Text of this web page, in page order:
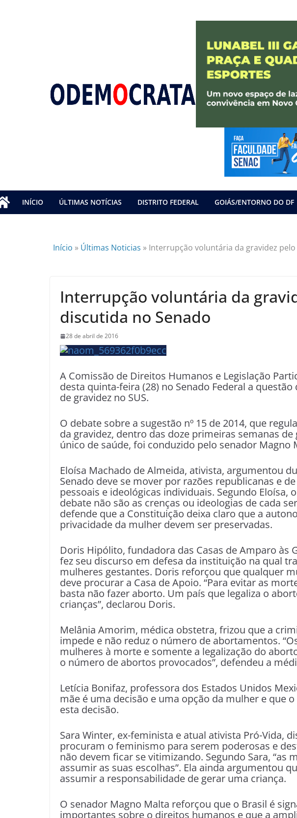
INÍCIO ÚLTIMAS NOTÍCIAS DISTRITO FEDERAL GOIÁS/ENTORNO DO DF
Início » Últimas Noticias » Interrupção voluntária da gravidez pelo
Interrupção voluntária da
discutida no Senado
28 de abril de 2016
A Comissão de Direitos Humanos e Legislação
desta quinta-feira (28) no Senado Federal a
de gravidez no SUS.
O debate sobre a sugestão nº 15 de 2014, que
da gravidez, dentro das doze primeiras semanas
único de saúde, foi conduzido pelo senador Magno
Eloísa Machado de Almeida, ativista, argumentou
Senado deve se mover por razões republicanas e
pessoais e ideológicas individuais. Segundo Eloísa,
debate não são as crenças ou ideologias de cada
defende que a Constituição deixa claro que a
privacidade da mulher devem ser preservadas.
Doris Hipólito, fundadora das Casas de Amparo às
fez seu discurso em defesa da instituição na qual
mulheres gestantes. Doris reforçou que qualquer
deve procurar a Casa de Apoio. “Para evitar as
basta não fazer aborto. Um país que legaliza o
crianças”, declarou Doris.
Melânia Amorim, médica obstetra, frizou que a
impede e não reduz o número de abortamentos.
mulheres à morte e somente a legalização do
o número de abortos provocados”, defendeu a
Letícia Bonifaz, professora dos Estados Unidos
mãe é uma decisão e uma opção da mulher e que
esta decisão.
Sara Winter, ex-feminista e atual ativista Pró-Vida,
procuram o feminismo para serem poderosas e
não devem ficar se vitimizando. Segundo Sara, “as
assumir as suas escolhas”. Ela ainda argumentou
assumir a responsabilidade de gerar uma criança.
O senador Magno Malta reforçou que o Brasil é
importantes sobre o direitos humanos e que a